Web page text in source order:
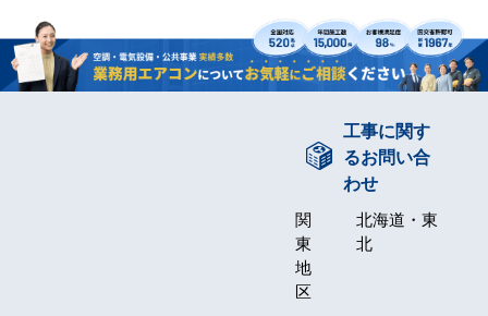
工事に関す
るお問い合
わせ
関
東
地
区
北海道・東
北